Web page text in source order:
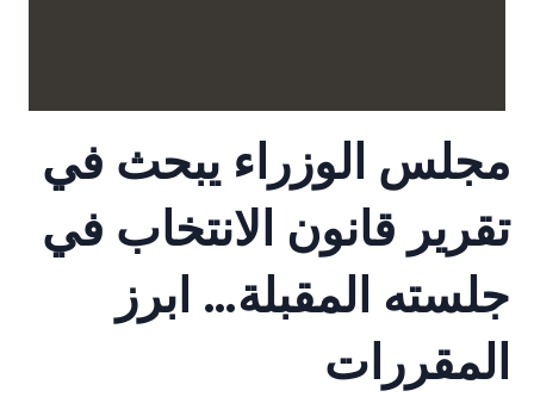
مجلس الوزراء يبحث في
تقرير قانون الانتخاب في
جلسته المقبلة… ابرز
المقررات